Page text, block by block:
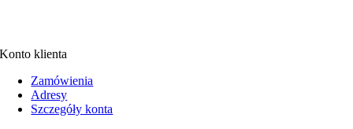
Konto klienta
Zamówienia
Adresy
Szczegóły konta